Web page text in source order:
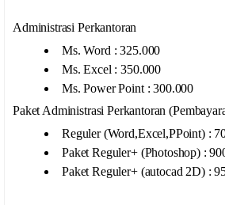
Administrasi Perkantoran
Ms. Word : 325.000
Ms. Excel : 350.000
Ms. Power Point : 300.000
Paket Administrasi Perkantoran
Reguler (Word,Excel,PPoint) :
Paket Reguler+ (Photoshop) :
Paket Reguler+ (autocad 2D) :